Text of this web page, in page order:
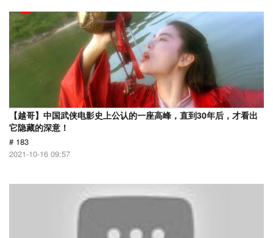
【越哥】中国武侠电影史上公认的一座高峰，直到30年后，才看出
它隐藏的深意！
# 183
2021-10-16 09:57